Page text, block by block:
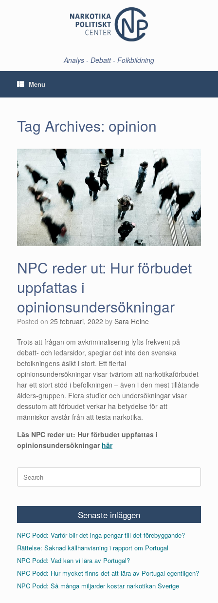
Analys - Debatt - Folkbildning
Menu
Tag Archives: opinion
NPC reder ut: Hur förbudet
uppfattas i
opinionsundersökningar
Posted on 25 februari, 2022 by Sara Heine
Trots att frågan om avkriminalisering lyfts frekvent på
debatt- och ledarsidor, speglar det inte den svenska
befolkningens åsikt i stort. Ett flertal
opinionsundersökningar visar tvärtom att narkotikaförbudet
har ett stort stöd i befolkningen – även i den mest tillåtande
ålders-gruppen. Flera studier och undersökningar visar
dessutom att förbudet verkar ha betydelse för att
människor avstår från att testa narkotika.
Läs NPC reder ut: Hur förbudet uppfattas i
opinionsundersökningar här
Search
for:
Senaste inläggen
NPC Podd: Varför blir det inga pengar till det förebyggande?
Rättelse: Saknad källhänvisning i rapport om Portugal
NPC Podd: Vad kan vi lära av Portugal?
NPC Podd: Hur mycket finns det att lära av Portugal egentligen?
NPC Podd: Så många miljarder kostar narkotikan Sverige